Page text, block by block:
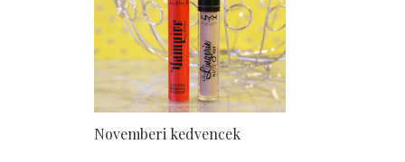
Novemberi kedvencek